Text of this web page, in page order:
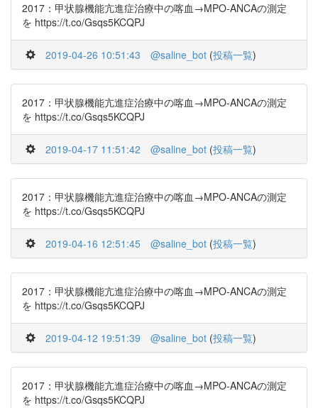
2017：甲状腺機能亢進症治療中の喀血→MPO-ANCAの測定
を https://t.co/Gsqs5KCQPJ
2019-04-26 10:51:43 @saline_bot (投稿一覧)
2017：甲状腺機能亢進症治療中の喀血→MPO-ANCAの測定
を https://t.co/Gsqs5KCQPJ
2019-04-17 11:51:42 @saline_bot (投稿一覧)
2017：甲状腺機能亢進症治療中の喀血→MPO-ANCAの測定
を https://t.co/Gsqs5KCQPJ
2019-04-16 12:51:45 @saline_bot (投稿一覧)
2017：甲状腺機能亢進症治療中の喀血→MPO-ANCAの測定
を https://t.co/Gsqs5KCQPJ
2019-04-12 19:51:39 @saline_bot (投稿一覧)
2017：甲状腺機能亢進症治療中の喀血→MPO-ANCAの測定
を https://t.co/Gsqs5KCQPJ